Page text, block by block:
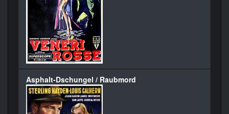
Asphalt-Dschungel / Raubmord